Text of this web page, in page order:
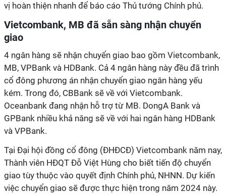
vị hoàn thiện nhanh để báo cáo Thủ tướng Chính phủ.
Vietcombank, MB đã sẵn sàng nhận chuyển
giao
4 ngân hàng sẽ nhận chuyển giao bao gồm Vietcombank,
MB, VPBank và HDBank. Cả 4 ngân hàng này đều đã trình
cổ đông phương án nhận chuyển giao ngân hàng yếu
kém. Trong đó, CBBank sẽ về với Vietcombank.
Oceanbank đang nhận hỗ trợ từ MB. DongA Bank và
GPBank nhiều khả năng sẽ về với hai ngân hàng HDBank
và VPBank.
Tại Đại hội đồng cổ đông (ĐHĐCĐ) Vietcombank năm nay,
Thành viên HĐQT Đỗ Việt Hùng cho biết tiến độ chuyển
giao tùy thuộc vào quyết định Chính phủ, NHNN. Dự kiến
việc chuyển giao sẽ được thực hiện trong năm 2024 này.